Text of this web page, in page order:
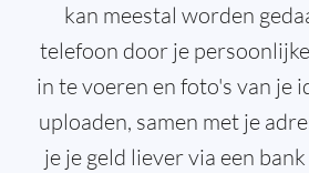
kan meestal worden
telefoon door je
in te voeren en foto's van je
uploaden, samen met je
je je geld liever via een